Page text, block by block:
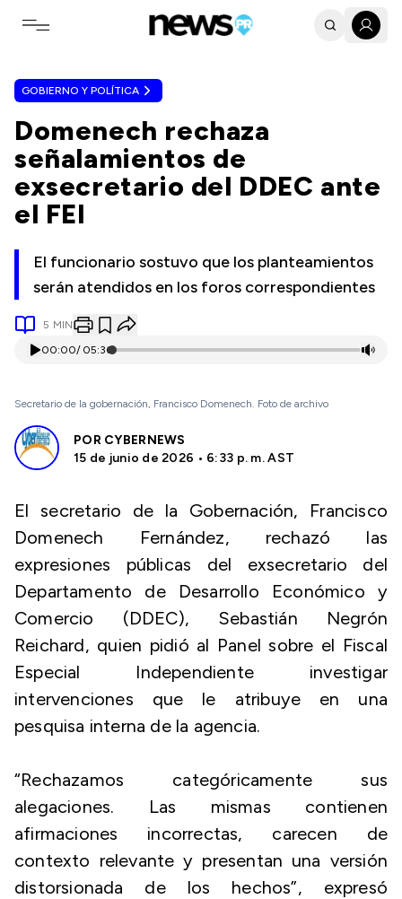
Toggle navigation menu
GOBIERNO Y POLÍTICA
Domenech rechaza
señalamientos de
exsecretario del DDEC ante
el FEI
El funcionario sostuvo que los planteamientos
serán atendidos en los foros correspondientes
5 MIN
00:00/ 05:36
Secretario de la gobernación, Francisco Domenech. Foto de archivo
POR CYBERNEWS
15 de junio de 2026 • 6:33 p. m. AST
El secretario de la Gobernación, Francisco
Domenech Fernández, rechazó las
expresiones públicas del exsecretario del
Departamento de Desarrollo Económico y
Comercio (DDEC), Sebastián Negrón
Reichard, quien pidió al Panel sobre el Fiscal
Especial Independiente investigar
intervenciones que le atribuye en una
pesquisa interna de la agencia.
“Rechazamos categóricamente sus
alegaciones. Las mismas contienen
afirmaciones incorrectas, carecen de
contexto relevante y presentan una versión
distorsionada de los hechos”, expresó